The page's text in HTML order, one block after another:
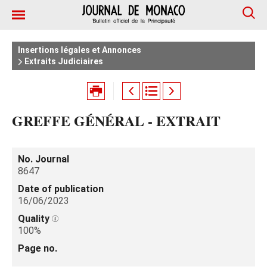
Insertions légales et Annonces
Extraits Judiciaires
GREFFE GÉNÉRAL - EXTRAIT
No. Journal
8647
Date of publication
16/06/2023
Quality
100%
Page no.